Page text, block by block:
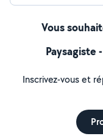
Vous
Paysagiste
Inscrivez-vous et